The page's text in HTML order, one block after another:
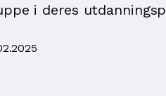
i deres